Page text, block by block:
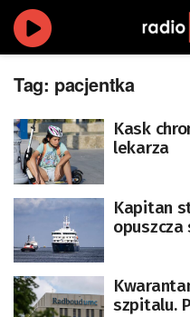
Tag: pacjentka
Kask
lekarza
Kapitan
opuszcza
szpitalu.